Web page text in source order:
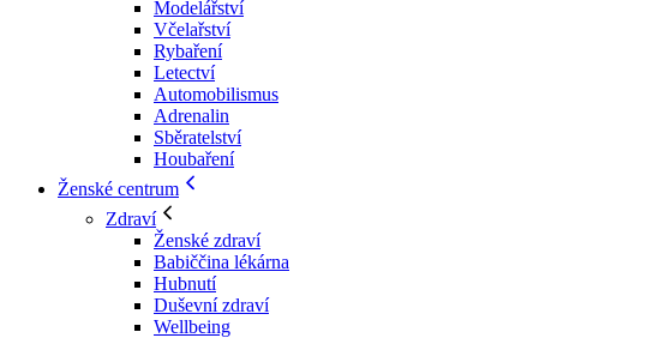
Modelářství
Včelařství
Rybaření
Letectví
Automobilismus
Adrenalin
Sběratelství
Houbaření
Ženské centrum
Zdraví
Ženské zdraví
Babiččina lékárna
Hubnutí
Duševní zdraví
Wellbeing